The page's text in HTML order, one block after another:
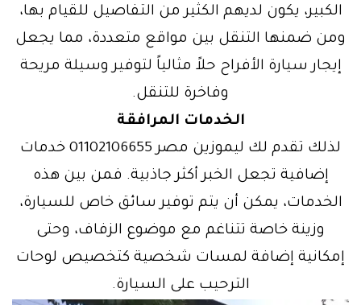
الكبير، يكون لديهم الكثير من التفاصيل للقيام بها،
ومن ضمنها التنقل بين مواقع متعددة، مما يجعل
إيجار سيارة الأفراح حلاً مثالياً لتوفير وسيلة مريحة
وفاخرة للتنقل.
الخدمات المرافقة
لذلك تقدم لك ليموزين مصر 01102106655 خدمات
إضافية تجعل الخبر أكثر جاذبية. فمن بين هذه
الخدمات، يمكن أن يتم توفير سائق خاص للسيارة،
وزينة خاصة تتناغم مع موضوع الزفاف، وحتى
إمكانية إضافة لمسات شخصية كتخصيص لوحات
الترحيب على السيارة.